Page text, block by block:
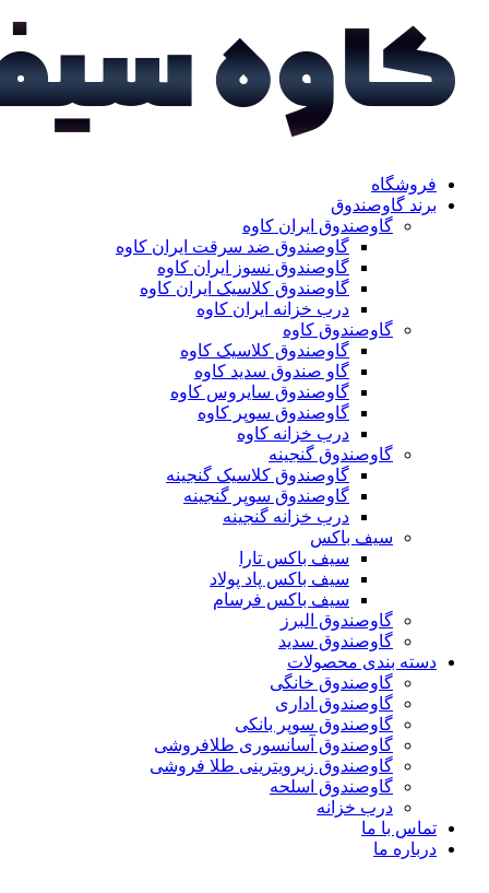
فروشگاه
برند گاوصندوق
گاوصندوق ایران کاوه
گاوصندوق ضد سرقت ایران کاوه
گاوصندوق نسوز ایران کاوه
گاوصندوق کلاسیک ایران کاوه
درب خزانه ایران کاوه
گاوصندوق کاوه
گاوصندوق کلاسیک کاوه
گاو صندوق سدید کاوه
گاوصندوق سایروس کاوه
گاوصندوق سوپر کاوه
درب خزانه کاوه
گاوصندوق گنجینه
گاوصندوق کلاسیک گنجینه
گاوصندوق سوپر گنجینه
درب خزانه گنجینه
سیف باکس
سیف باکس تارا
سیف باکس پاد پولاد
سیف باکس فرسام
گاوصندوق البرز
گاوصندوق سدید
دسته بندی محصولات
گاوصندوق خانگی
گاوصندوق اداری
گاوصندوق سوپر بانکی
گاوصندوق آسانسوری طلافروشی
گاوصندوق زیرویترینی طلا فروشی
گاوصندوق اسلحه
درب خزانه
تماس با ما
درباره ما